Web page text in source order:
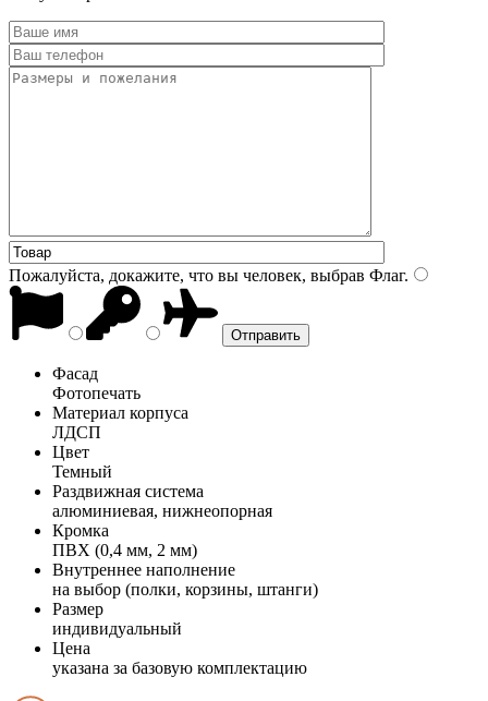
Пожалуйста, докажите, что вы человек, выбрав Флаг.
Фасад
Фотопечать
Материал корпуса
ЛДСП
Цвет
Темный
Раздвижная система
алюминиевая, нижнеопорная
Кромка
ПВХ (0,4 мм, 2 мм)
Внутреннее наполнение
на выбор (полки, корзины, штанги)
Размер
индивидуальный
Цена
указана за базовую комплектацию